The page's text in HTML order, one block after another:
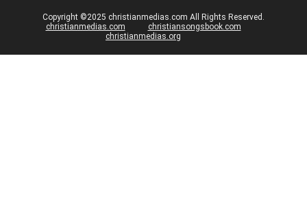
Copyright ©2025 christianmedias.com All Rights Reserved.
christianmedias.com
christiansongsbook.com
christianmedias.org